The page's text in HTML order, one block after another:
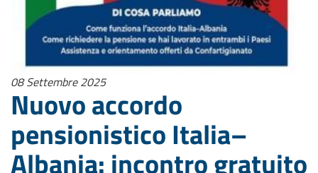
08 Settembre 2025
Nuovo accordo
pensionistico Italia–
Albania: incontro gratuito